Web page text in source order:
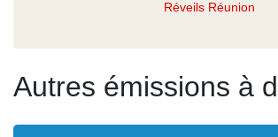
Réveils Réunion
Autres émissions à